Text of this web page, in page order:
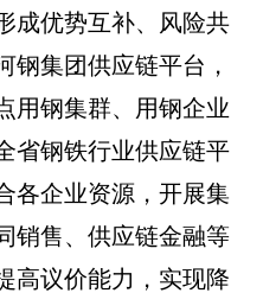
成优势互补、风险共
钢集团供应链平台，
用钢集群、用钢企业
省钢铁行业供应链平
各企业资源，开展集
销售、供应链金融等
高议价能力，实现降